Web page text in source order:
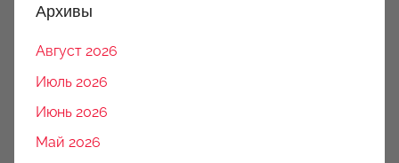
Архивы
Август 2026
Июль 2026
Июнь 2026
Май 2026